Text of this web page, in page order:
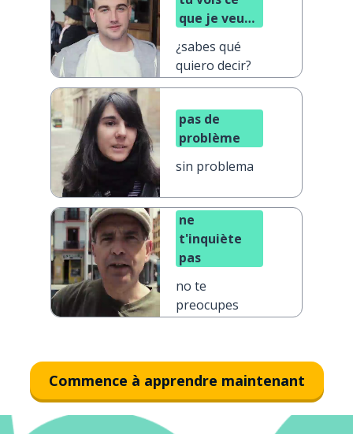
que je veux
¿sabes qué
quiero decir?
pas de
problème
sin problema
ne
t'inquiète
pas
no te
preocupes
Commence à apprendre maintenant